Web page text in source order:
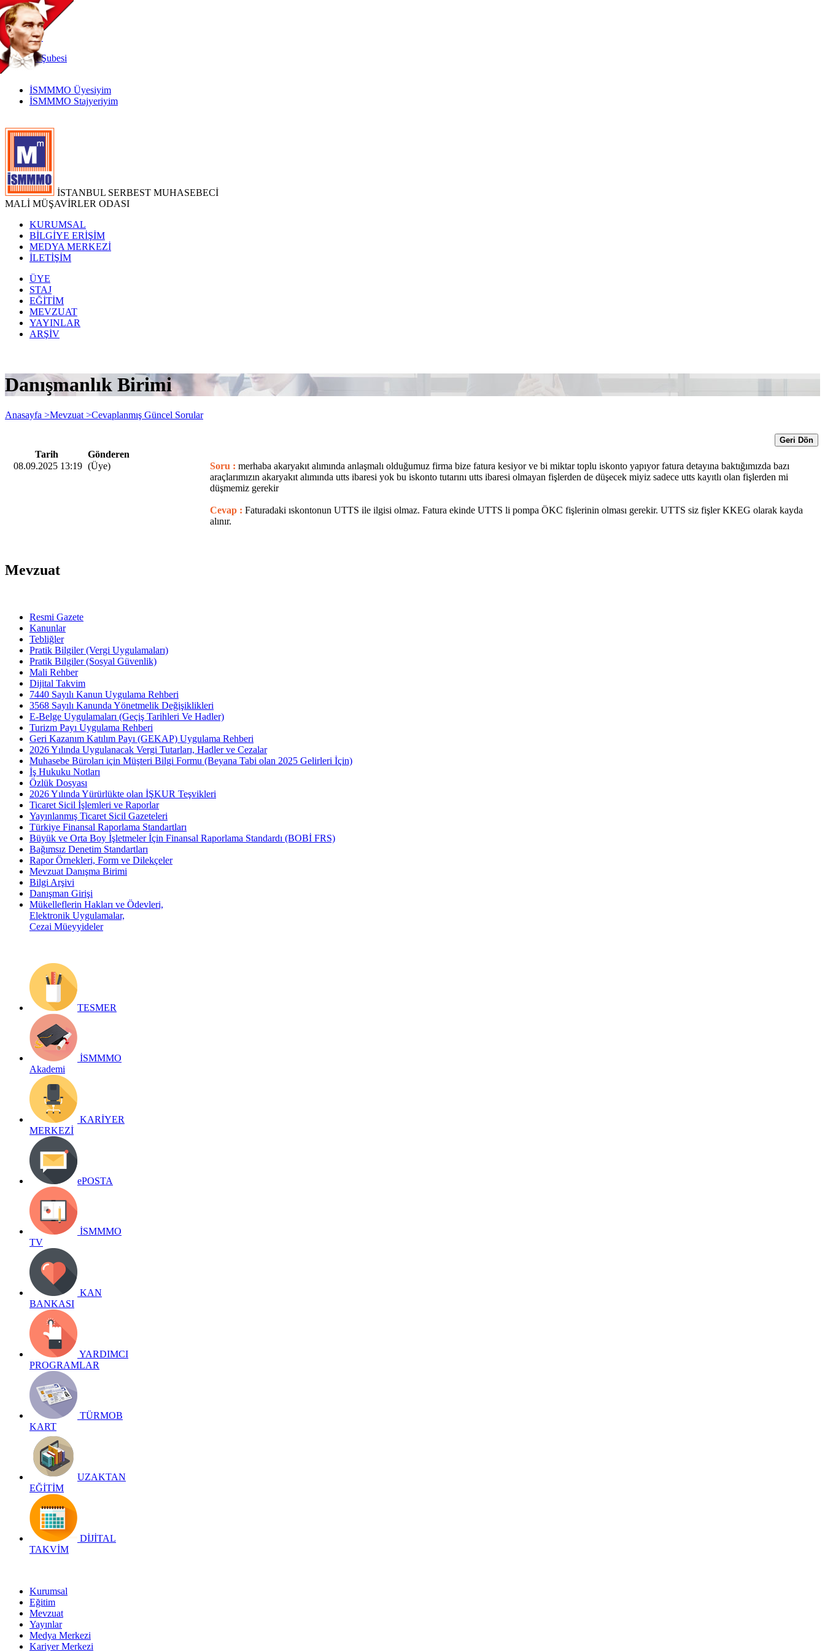
TR
|
EN
İnternetŞubesi
İSMMMO Üyesiyim
İSMMMO Stajyeriyim
İSTANBUL SERBEST MUHASEBECİ
MALİ MÜŞAVİRLER ODASI
KURUMSAL
BİLGİYE ERİŞİM
MEDYA MERKEZİ
İLETİŞİM
ÜYE
STAJ
EĞİTİM
MEVZUAT
YAYINLAR
ARŞİV
Danışmanlık Birimi
Anasayfa >Mevzuat >Cevaplanmış Güncel Sorular
Geri Dön
Tarih
Gönderen
08.09.2025 13:19 (Üye) Soru : merhaba akaryakıt alımında anlaşmalı olduğumuz firma bize fatura kesiyor ve bi miktar toplu iskonto yapıyor fatura detayına baktığımızda bazı
araçlarımızın akaryakıt alımında utts ibaresi yok bu iskonto tutarını utts ibaresi olmayan fişlerden de düşecek miyiz sadece utts kayıtlı olan fişlerden mi
düşmemiz gerekir
Cevap : Faturadaki ıskontonun UTTS ile ilgisi olmaz. Fatura ekinde UTTS li pompa ÖKC fişlerinin olması gerekir. UTTS siz fişler KKEG olarak kayda
alınır.
Mevzuat
Resmi Gazete
Kanunlar
Tebliğler
Pratik Bilgiler (Vergi Uygulamaları)
Pratik Bilgiler (Sosyal Güvenlik)
Mali Rehber
Dijital Takvim
7440 Sayılı Kanun Uygulama Rehberi
3568 Sayılı Kanunda Yönetmelik Değişiklikleri
E-Belge Uygulamaları (Geçiş Tarihleri Ve Hadler)
Turizm Payı Uygulama Rehberi
Geri Kazanım Katılım Payı (GEKAP) Uygulama Rehberi
2026 Yılında Uygulanacak Vergi Tutarları, Hadler ve Cezalar
Muhasebe Büroları için Müşteri Bilgi Formu (Beyana Tabi olan 2025 Gelirleri İçin)
İş Hukuku Notları
Özlük Dosyası
2026 Yılında Yürürlükte olan İŞKUR Teşvikleri
Ticaret Sicil İşlemleri ve Raporlar
Yayınlanmış Ticaret Sicil Gazeteleri
Türkiye Finansal Raporlama Standartları
Büyük ve Orta Boy İşletmeler İçin Finansal Raporlama Standardı (BOBİ FRS)
Bağımsız Denetim Standartları
Rapor Örnekleri, Form ve Dilekçeler
Mevzuat Danışma Birimi
Bilgi Arşivi
Danışman Girişi
Mükelleflerin Hakları ve Ödevleri,
Elektronik Uygulamalar,
Cezai Müeyyideler
TESMER
İSMMMO
Akademi
KARİYER
MERKEZİ
ePOSTA
İSMMMO
TV
KAN
BANKASI
YARDIMCI
PROGRAMLAR
TÜRMOB
KART
UZAKTAN
EĞİTİM
DİJİTAL
TAKVİM
Kurumsal
Eğitim
Mevzuat
Yayınlar
Medya Merkezi
Kariyer Merkezi